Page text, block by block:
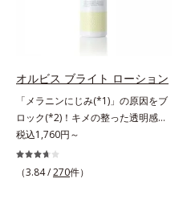
内スキンケアシリーズの保湿力*3
るおいによる*5 乾燥、ハリ・ツヤ
ロニセラカエルレア果汁、ノバラエ
明感に満ちた肌へ導く保湿成分*9
メマツヨイグサ抽出液、スイカズラ
エキス配合＝角層のすみずみまで水
分・油分を保ち、ハリ・ツヤを与え
る保湿成分*10 気持ちのこと各商品
れ防止有効成分として、「DF-パン
濃度で配合。角層のバリア機能にア
にゆらがない肌を叶えます。そし
成分「MCアクティベーター
(*5)」。肌のうるおいを引き出し・
高めて、ハリ感あふれる肌へと導き
ます。うるおいに満ちたゆらがない
肌をご体感いただくために設計され
オルビス ブライト ローション
「メラニンにじみ(*1)」の原因をブ
ロック(*2)！キメの整った透明感
(*3)のある肌印象へ導く美白(*2)化
粧水。業界初(*4)知見「メラニンの
第三のルート」である「横のひろが
税込1,760円～
（3.84 /270件）